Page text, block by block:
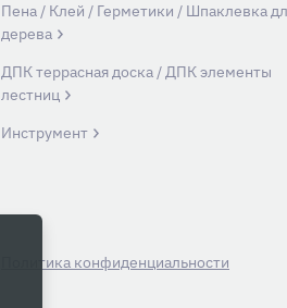
Пена / Клей / Герметики / Шпаклевка
дерева
ДПК террасная доска / ДПК элементы
лестниц
Инструмент
Политика конфиденциальности